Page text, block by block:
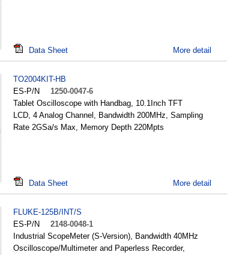
Data Sheet More detail
TO2004KIT-HB
ES-P/N
1250-0047-6
Tablet Oscilloscope with Handbag, 10.1Inch TFT
LCD, 4 Analog Channel, Bandwidth 200MHz, Sampling
Rate 2GSa/s Max, Memory Depth 220Mpts
Data Sheet More detail
FLUKE-125B/INT/S
ES-P/N
2148-0048-1
Industrial ScopeMeter (S-Version), Bandwidth 40MHz
Oscilloscope/Multimeter and Paperless Recorder,